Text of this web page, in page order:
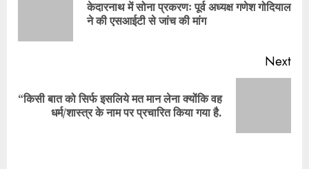
केदारनाथ में सोना प्रकरणः पूर्व अध्यक्ष गणेश गोदियाल
ने की एसआईटी से जांच की मांग
Next
Next
“किसी बात को सिर्फ इसलिये मत मान लेना क्योंकि वह
धर्म/शास्त्र के नाम पर प्रचारित किया गया है.